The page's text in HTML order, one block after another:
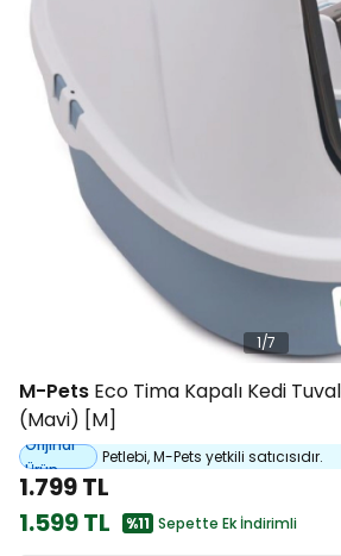
1/7
M-Pets Eco Tima Kapalı Kedi
(Mavi) [M]
Orijinal
Ürün
Petlebi, M-Pets yetkili satıcısıdır.
1.799 TL
1.599 TL
%11 Sepette Ek İndirimli